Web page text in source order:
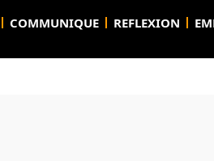
COMMUNIQUE REFLEXION